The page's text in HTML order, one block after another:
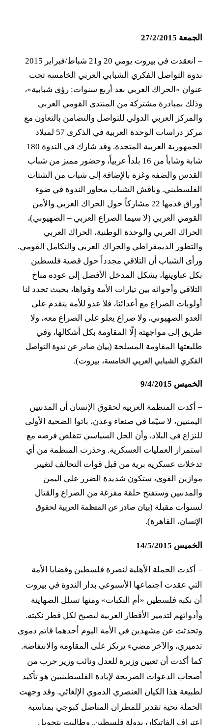
الجمعة 27/2/2015
–
انعقدت في بيروت يومي 20 و21 شباط/فبراير 2015
ندوة التواصل الفكري الشبابي العربي الخامسة تحت
عنوان «الحراك العربي بعد أربع سنوات: رؤى شبابية»،
وذلك بمبادرة مشتركة من المنتدى القومي العربي
والمركز العربي الدولي للتواصل والتضامن بالتعاون مع
مركز دراسات الوحدة العربية في الذكرى 57 لميلاد
الجمهورية العربية المتحدة. وقد شارك في الندوة 180
شابة وشاباً من 16 بلداً عربياً، وحضور مميز من شباب
القدس والضفة وغزة بالإضافة إلى شباب من الشتات
الفلسطيني. وناقش الشباب محاور الندوة في ضوء
أوراق قدمها 22 مشاركاً حول الحراك العربي والأمن
القومي العربي (لا سيما الصراع العربي – الصهيوني)،
الحراك العربي والوحدة الوطنية، الحراك العربي
والتطور الديمقراطي والحراك العربي والتكامل القومي.
ورأى الشباب أن التلاقي مجدداً حول قضية فلسطين
بكل عناوينها، يشكل المدخل الأفضل إلى عودة مناخ
التلاقي وأجوائه بين تيارات الأمة وقواها، بحيث تحدد لنا
أولويات الصراع مع أعدائنا، فلا عدو للأمة يتقدم على
العدو الصهيوني، ولا صراع يعلو على الصراع معه، ولا
طريق إلى مواجهته إلّا المقاومة بكل أشكالها، وفي
طليعتها المقاومة المسلحة (بيان صادر عن ندوة التواصل
الفكري الشبابي العربي الخامسة، بيروت).
الخميس 9/4/2015
– أكدت المنظمة العربية لحقوق الإنسان أن المدنيين
اليمنيين، لا سيّما في صنعاء وعدن، باتوا الضحية الأولى
للنزاع في البلاد، وأن الحل السياسي تتقلص فرصه مع
استمرار العمليات العسكرية. وحذرت المنظمة من أي
تدخلات عسكرية برية من قبل قوات التحالف لتغيير
موازين القوى، ستكون شديدة الضرر على اليمن
والمدنيين وستفتح حلقة مفرغة من الصراع والقتال
لسنوات مقبلة (بيان صادر عن المنظمة العربية لحقوق
الإنسان، القاهرة).
الخميس 14/5/2015
– أكدت الحملة الأهلية لنصرة فلسطين وقضايا الأمة
التي عقدت اجتماعها الأسبوعي بدار الندوة في بيروت
أن نكبة فلسطين «أم النكبات» ومنها تسلل الصهاينة
وأدواتهم لتدمير الأقطار العربية ليصبح لكل قطر نكبته.
وتحدثت عن مشهدين في الأمة اليوم أحدهما قاتم دموي
تدميري، والآخر مضيء يرتكز على المقاومة والانتفاضة.
كما أكدت أن تعيين وزيرة للعدل ونائب وزير حرب من
أصحاب الدعوات الصريحة لإبادة الفلسطينيين هو تأكيد
لطبيعة هذا الكيان العنصري الدموي الإلغائي. وقد وجهت
الحملة تحية تقدير للمطران المناضل كبوجي بمناسبة
اعتراف الفاتيكان بدولة فلسطين. وطالبت بتحويل